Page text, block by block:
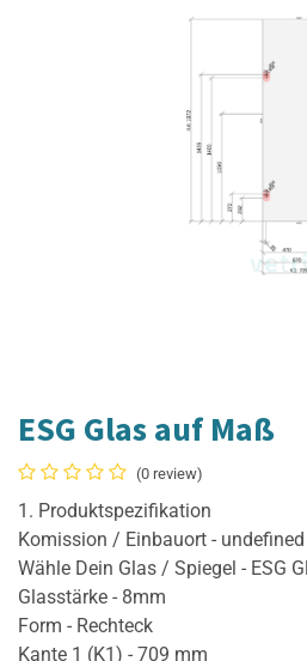
ESG Glas auf Maß
(0 review)
1. Produktspezifikation
Komission / Einbauort - undefined
Wähle Dein Glas / Spiegel - ESG
Glasstärke - 8mm
Form - Rechteck
Kante 1 (K1) - 709 mm